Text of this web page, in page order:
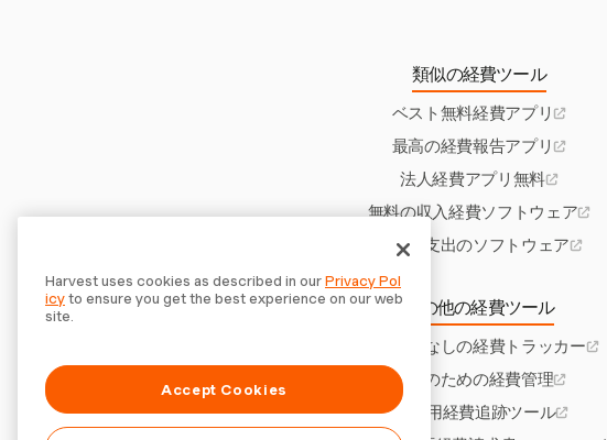
類似の経費ツール
ベスト無料経費アプリ
最高の経費報告アプリ
法人経費アプリ無料
無料の収入経費ソフトウェア
収入と支出のソフトウェア
その他の経費ツール
銀行同期なしの経費トラッカー
医療のための経費管理
Linux用経費追跡ツール
Harvest uses cookies as described in ourPrivacy Pol
icyto ensure you get the best experience on our web
site.
Accept Cookies